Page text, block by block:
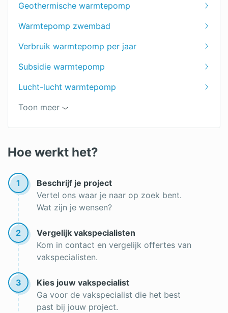
Geothermische warmtepomp
Warmtepomp zwembad
Verbruik warmtepomp per jaar
Subsidie warmtepomp
Lucht-lucht warmtepomp
Warmtepomp nadelen
Warmtepomp kopen
Verbruik warmtepomp
Hybride warmtepomp
Offerte warmtepomp
Warmtepomp installatie
Toon meer
Hoe werkt het?
1
Beschrijf je project
Vertel ons waar je naar op zoek bent.
Wat zijn je wensen?
2
Vergelijk vakspecialisten
Kom in contact en vergelijk offertes van
vakspecialisten.
3
Kies jouw vakspecialist
Ga voor de vakspecialist die het best
past bij jouw project.